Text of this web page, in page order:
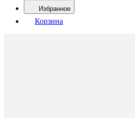
Избранное
Корзина